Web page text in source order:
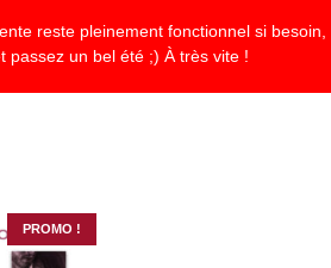
reste pleinement fonctionnel si
passez un bel été ;) À très vite !
PROMO !